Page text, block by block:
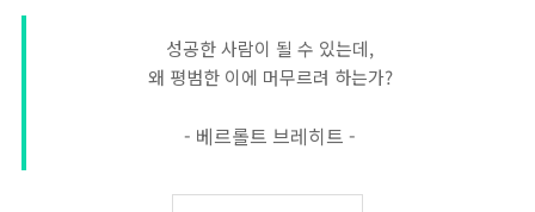
성공한 사람이 될 수 있는데,
왜 평범한 이에 머무르려 하는가?
- 베르롤트 브레히트 -